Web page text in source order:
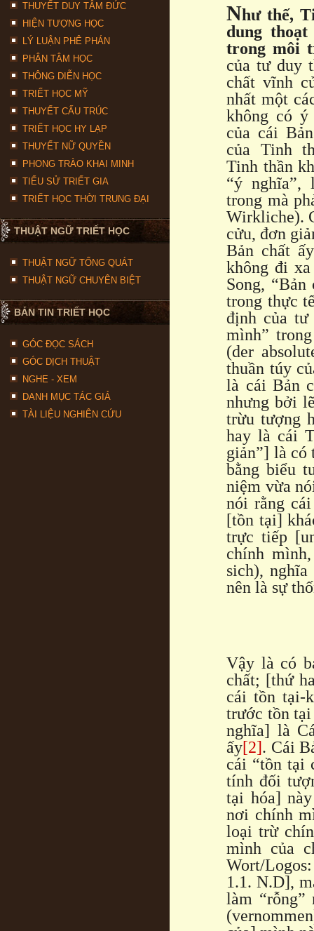
THUYẾT DUY TÂM ĐỨC
HIỆN TƯỢNG HỌC
LÝ LUẬN PHÊ PHÁN
PHÂN TÂM HỌC
THÔNG DIỄN HỌC
TRIẾT HỌC MỸ
THUYẾT CẤU TRÚC
TRIẾT HỌC HY LẠP
THUYẾT NỮ QUYỀN
PHONG TRÀO KHAI MINH
TIỂU SỬ TRIẾT GIA
TRIẾT HỌC THỜI TRUNG ĐẠI
THUẬT NGỮ TRIẾT HỌC
THUẬT NGỮ TỔNG QUÁT
THUẬT NGỮ CHUYÊN BIỆT
BẢN TIN TRIẾT HỌC
GÓC ĐỌC SÁCH
GÓC DỊCH THUẬT
NGHE - XEM
DANH MỤC TÁC GIẢ
TÀI LIỆU NGHIÊN CỨU
Như thế,
dung
trong môi
của tư duy
chất vĩnh
nhất một
không có ý
của cái
của Tinh
Tinh thần
“ý nghĩa”,
trong mà
Wirkliche).
cửu, đơn
Bản chất
không đi
Song,
trong thực
định của
mình”
(der
thuần túy
là cái Bản
nhưng bởi
trừu tượng
hay là cái
giản”] là có
bằng biểu
niệm vừa
nói rằng
[tồn tại]
trực tiếp
chính
sich),
nên là sự
Vậy là có
chất; [thứ
cái tồn tại-
trước tồn
nghĩa] là
ấy[2]. Cái
cái “tồn tại
tính đối
tại hóa]
nơi chính
loại trừ
mình của
Wort/
1.1. N.D],
làm “rỗng”